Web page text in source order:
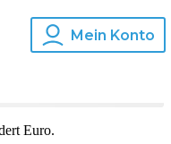
Mein Konto
Euro.